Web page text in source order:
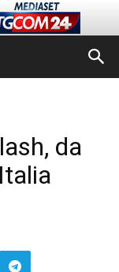
da